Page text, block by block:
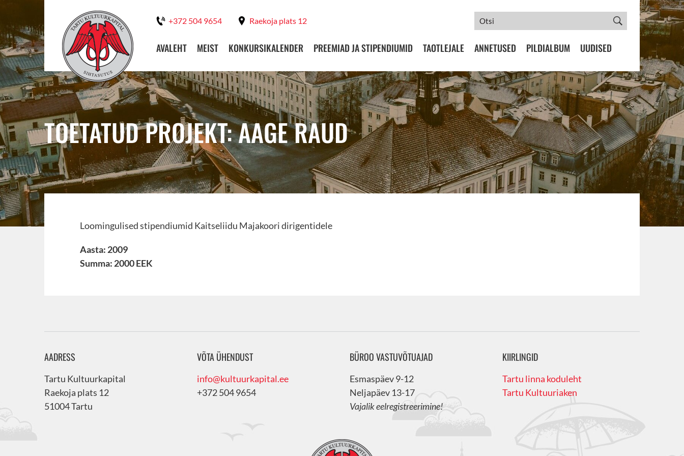
+372 504 9654 Raekoja plats 12
AVALEHT MEIST KONKURSIKALENDER PREEMIAD JA STIPENDIUMID TAOTLEJALE ANNETUSED PILDIALBUM UUDISED
TOETATUD PROJEKT: AAGE RAUD
Loomingulised stipendiumid Kaitseliidu Majakoori dirigentidele
Aasta: 2009
Summa: 2000 EEK
AADRESS
Tartu Kultuurkapital
Raekoja plats 12
51004 Tartu
VÕTA ÜHENDUST
info@kultuurkapital.ee
+372 504 9654
BÜROO VASTUVÕTUAJAD
Esmaspäev 9-12
Neljapäev 13-17
Vajalik eelregistreerimine!
KIIRLINGID
Tartu linna koduleht
Tartu Kultuuriaken